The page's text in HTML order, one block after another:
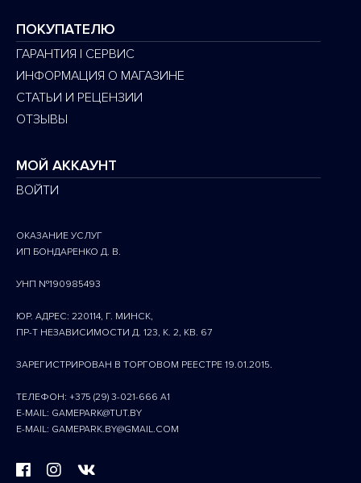
ПОКУПАТЕЛЮ
ГАРАНТИЯ | СЕРВИС
ИНФОРМАЦИЯ О МАГАЗИНЕ
СТАТЬИ И РЕЦЕНЗИИ
ОТЗЫВЫ
МОЙ АККАУНТ
ВОЙТИ
ОКАЗАНИЕ УСЛУГ
ИП БОНДАРЕНКО Д. В.
УНП №190985493
ЮР. АДРЕС: 220114, Г. МИНСК,
ПР-Т НЕЗАВИСИМОСТИ Д. 123, К. 2, КВ. 67
ЗАРЕГИСТРИРОВАН В ТОРГОВОМ РЕЕСТРЕ 19.01.2015.
ТЕЛЕФОН: +375 (29) 3-021-666 A1
E-MAIL: GAMEPARK@TUT.BY
E-MAIL: GAMEPARK.BY@GMAIL.COM